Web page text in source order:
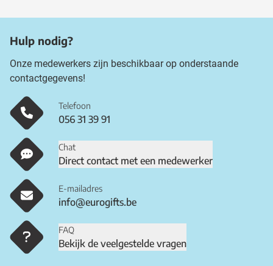
Hulp nodig?
Onze medewerkers zijn beschikbaar op onderstaande
contactgegevens!
Telefoon
056 31 39 91
Chat
Direct contact met een medewerker
E-mailadres
info@eurogifts.be
FAQ
Bekijk de veelgestelde vragen